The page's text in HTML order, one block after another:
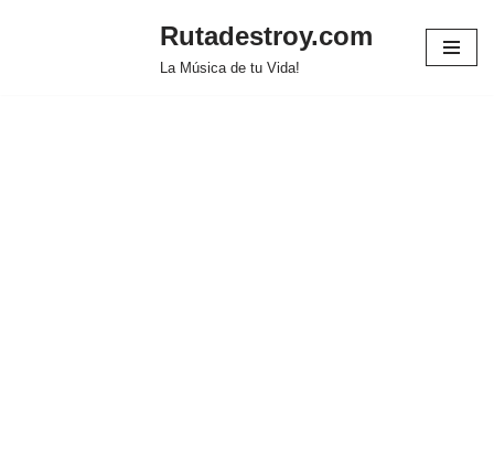
Rutadestroy.com
La Música de tu Vida!